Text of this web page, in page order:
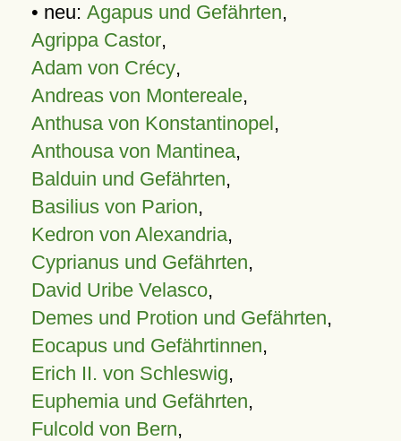
• neu: Agapus und Gefährten,
Agrippa Castor,
Adam von Crécy,
Andreas von Montereale,
Anthusa von Konstantinopel,
Anthousa von Mantinea,
Balduin und Gefährten,
Basilius von Parion,
Kedron von Alexandria,
Cyprianus und Gefährten,
David Uribe Velasco,
Demes und Protion und Gefährten,
Eocapus und Gefährtinnen,
Erich II. von Schleswig,
Euphemia und Gefährten,
Fulcold von Bern,